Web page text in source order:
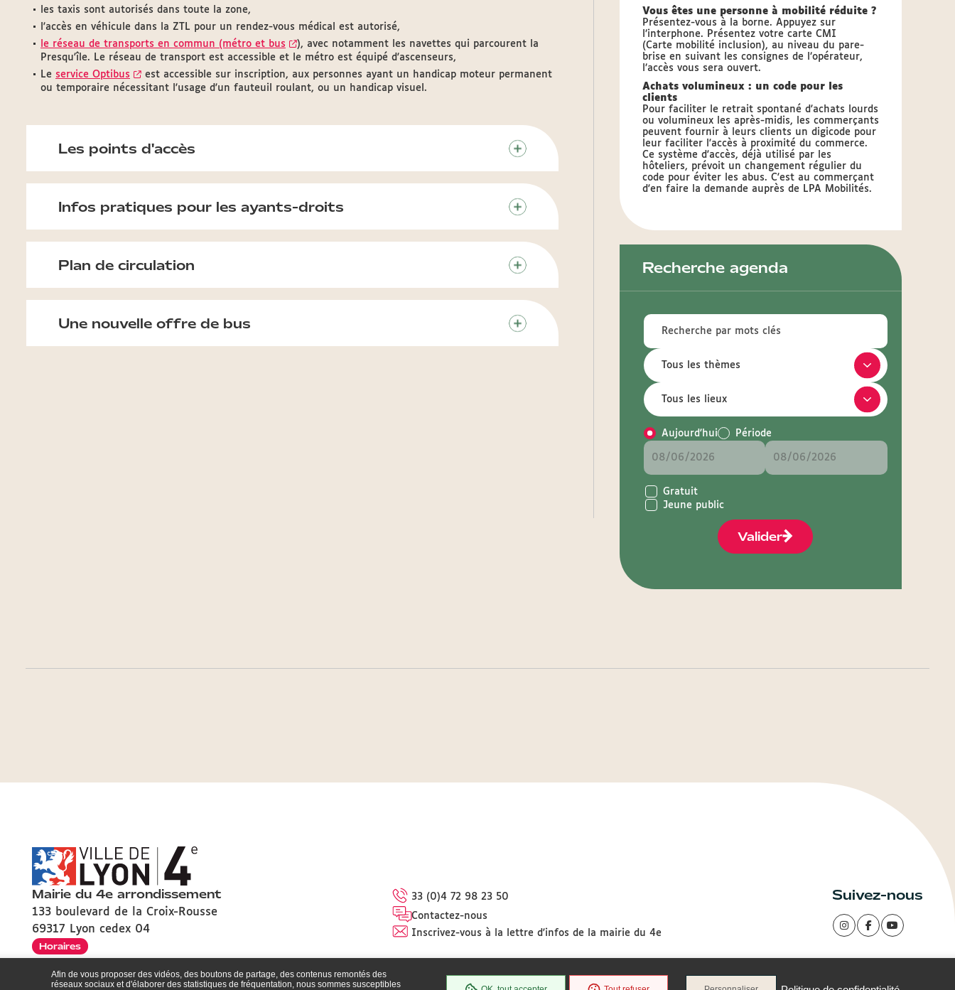
Afin de vous proposer des vidéos, des boutons de partage, des contenus remontés des
réseaux sociaux et d'élaborer des statistiques de fréquentation, nous sommes susceptibles
les taxis sont autorisés dans toute la zone,
l'accès en véhicule dans la ZTL pour un rendez-vous médical est autorisé,
le réseau de transports en commun (métro et bus
), avec notamment les navettes qui parcourent la
Presqu'île. Le réseau de transport est accessible et le métro est équipé d'ascenseurs,
Le service Optibus
est accessible sur inscription, aux personnes ayant un handicap moteur permanent
ou temporaire nécessitant l'usage d'un fauteuil roulant, ou un handicap visuel.
Les points d'accès
Infos pratiques pour les ayants-droits
Plan de circulation
Une nouvelle offre de bus
Vous êtes une personne à mobilité réduite ?
Présentez-vous à la borne. Appuyez sur
l’interphone. Présentez votre carte CMI
(Carte mobilité inclusion), au niveau du pare-
brise en suivant les consignes de l’opérateur,
l’accès vous sera ouvert.
Achats volumineux : un code pour les
clients
Pour faciliter le retrait spontané d'achats lourds
ou volumineux les après-midis, les commerçants
peuvent fournir à leurs clients un digicode pour
leur faciliter l'accès à proximité du commerce.
Ce système d'accès, déjà utilisé par les
hôteliers, prévoit un changement régulier du
code pour éviter les abus. C'est au commerçant
d'en faire la demande auprès de LPA Mobilités.
Recherche agenda
Aujourd'hui Période
Gratuit
Jeune public
Valider
Mairie du 4e arrondissement
133 boulevard de la Croix-Rousse
69317 Lyon cedex 04
Horaires
33 (0)4 72 98 23 50
Contactez-nous
Inscrivez-vous à la lettre d'infos de la mairie du 4e
Suivez-nous